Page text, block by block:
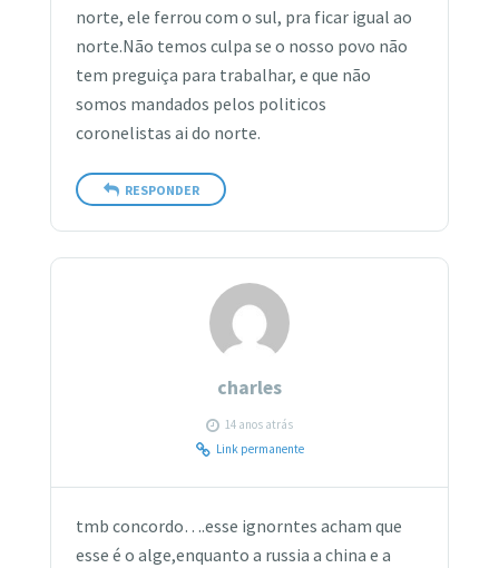
norte, ele ferrou com o sul, pra ficar igual ao
norte.Não temos culpa se o nosso povo não
tem preguiça para trabalhar, e que não
somos mandados pelos politicos
coronelistas ai do norte.
RESPONDER
charles
14 anos atrás
Link permanente
tmb concordo….esse ignorntes acham que
esse é o alge,enquanto a russia a china e a